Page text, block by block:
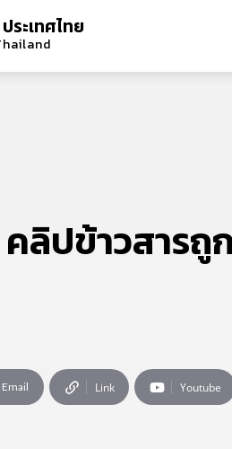
ะเทศไทย
ลิปข้าวสารถู
Email Link Youtube